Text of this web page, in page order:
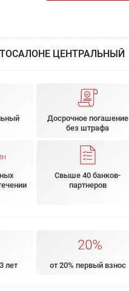
ЦЕНТРАЛЬНЫЙ
Досрочное погашение
без штрафа
Свыше 40 банков-
партнеров
лет от 20% первый взнос